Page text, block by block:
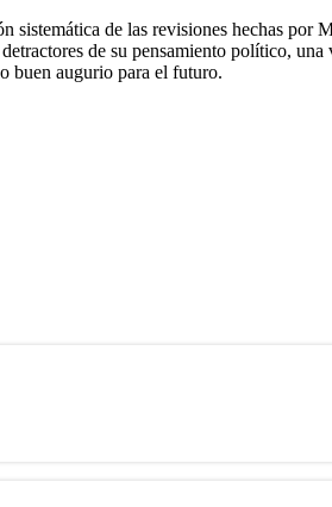
de las revisiones hechas por
de su pensamiento político,
buen augurio para el futuro.